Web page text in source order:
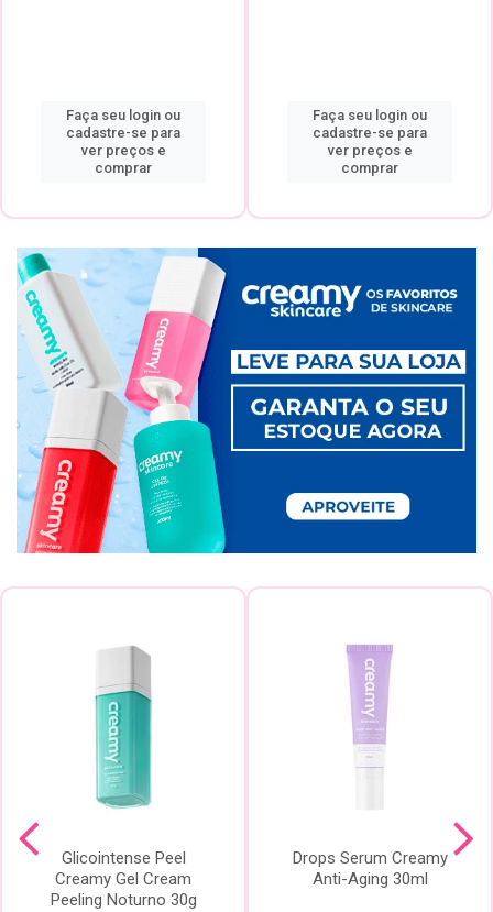
Faça seu login ou
cadastre-se para
ver preços e
comprar
Faça seu login ou
cadastre-se para
ver preços e
comprar
Glicointense Peel
Creamy Gel Cream
Peeling Noturno 30g
Drops Serum Creamy
Anti-Aging 30ml